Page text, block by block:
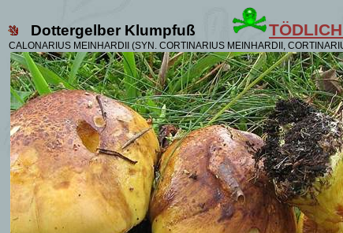
Dottergelber Klumpfuß
CALONARIUS MEINHARDII (SYN. CORTINARIUS MEINHARDII,